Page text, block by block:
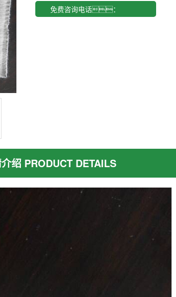
免费咨询电话：
绍 PRODUCT DETAILS